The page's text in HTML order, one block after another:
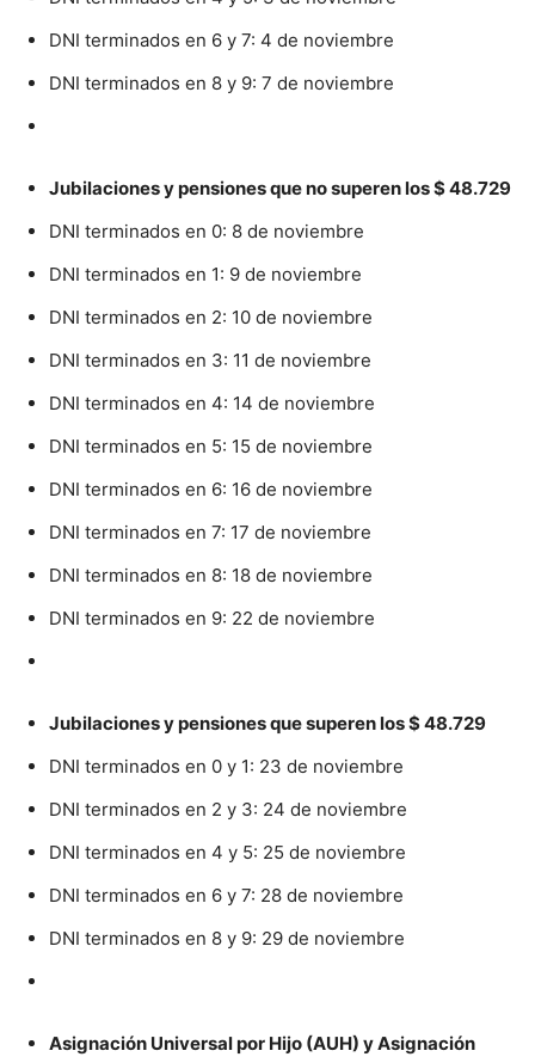
DNI terminados en 6 y 7: 4 de noviembre
DNI terminados en 8 y 9: 7 de noviembre
Jubilaciones y pensiones que no superen los $ 48.729
DNI terminados en 0: 8 de noviembre
DNI terminados en 1: 9 de noviembre
DNI terminados en 2: 10 de noviembre
DNI terminados en 3: 11 de noviembre
DNI terminados en 4: 14 de noviembre
DNI terminados en 5: 15 de noviembre
DNI terminados en 6: 16 de noviembre
DNI terminados en 7: 17 de noviembre
DNI terminados en 8: 18 de noviembre
DNI terminados en 9: 22 de noviembre
Jubilaciones y pensiones que superen los $ 48.729
DNI terminados en 0 y 1: 23 de noviembre
DNI terminados en 2 y 3: 24 de noviembre
DNI terminados en 4 y 5: 25 de noviembre
DNI terminados en 6 y 7: 28 de noviembre
DNI terminados en 8 y 9: 29 de noviembre
Asignación Universal por Hijo (AUH) y Asignación